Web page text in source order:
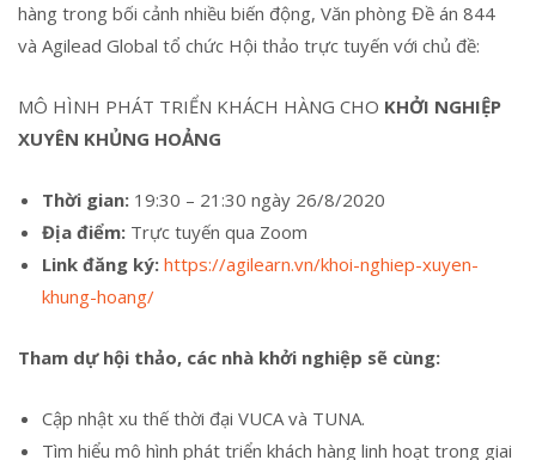
hàng trong bối cảnh nhiều biến động, Văn phòng Đề án 844
và Agilead Global tổ chức Hội thảo trực tuyến với chủ đề:
MÔ HÌNH PHÁT TRIỂN KHÁCH HÀNG CHO KHỞI NGHIỆP
XUYÊN KHỦNG HOẢNG
Thời gian: 19:30 – 21:30 ngày 26/8/2020
Địa điểm: Trực tuyến qua Zoom
Link đăng ký: https://agilearn.vn/khoi-nghiep-xuyen-
khung-hoang/
Tham dự hội thảo, các nhà khởi nghiệp sẽ cùng:
Cập nhật xu thế thời đại VUCA và TUNA.
Tìm hiểu mô hình phát triển khách hàng linh hoạt trong giai